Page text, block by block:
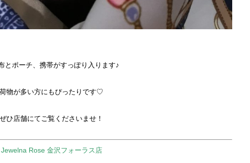
とポーチ、携帯がすっぽり入ります♪
荷物が多い方にもぴったりです♡
ぜひ店舗にてご覧くださいませ！
Jewelna Rose 金沢フォーラス店